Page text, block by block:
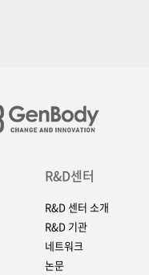
R&D센터
R&D 센터 소개
R&D 기관
네트워크
논문